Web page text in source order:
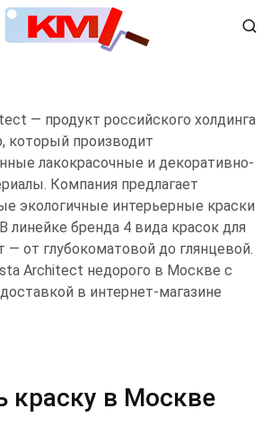
8 (495) 798-99-78
— продукт российского холдинга
который производит
лакокрасочные и декоративно-
Компания предлагает
экологичные интерьерные краски
линейке бренда 4 вида красок для
— от глубокоматовой до глянцевой.
Architect недорого в Москве с
в интернет-магазине
краску в Москве